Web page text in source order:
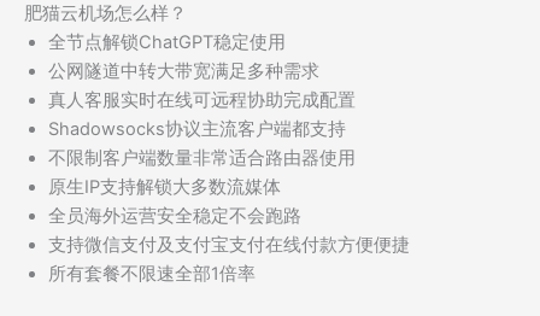
肥猫云机场怎么样？
全节点解锁ChatGPT稳定使用
公网隧道中转大带宽满足多种需求
真人客服实时在线可远程协助完成配置
Shadowsocks协议主流客户端都支持
不限制客户端数量非常适合路由器使用
原生IP支持解锁大多数流媒体
全员海外运营安全稳定不会跑路
支持微信支付及支付宝支付在线付款方便便捷
所有套餐不限速全部1倍率